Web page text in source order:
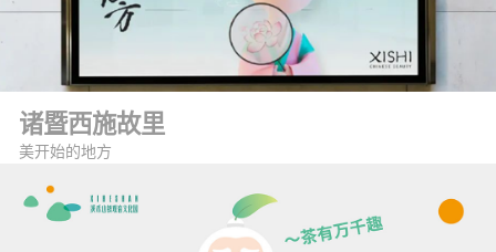
诸暨西施故里
美开始的地方